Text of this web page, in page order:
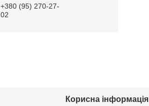
+380 (95) 270-27-
02
Корисна інформація